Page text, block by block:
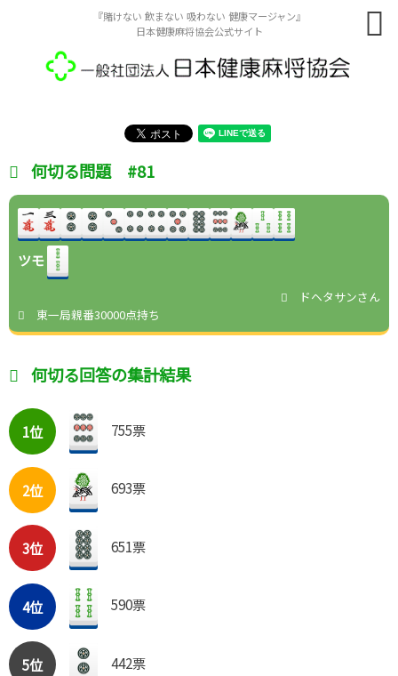
『賭けない 飲まない 吸わない 健康マージャン』
日本健康麻将協会公式サイト
何切る問題 #81
ツモ
ドヘタサンさん
東一局親番30000点持ち
何切る回答の集計結果
1位 755票
2位 693票
3位 651票
4位 590票
5位 442票